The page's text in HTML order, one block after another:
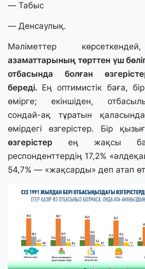
— Табыс
— Денсаулық.
Мәліметтер
азаматтарының төрттен үш
отбасында болған
береді. Ең оптимистік баға,
өмірге; екіншіден,
сондай-ақ тұратын
өмірдегі өзгерістер. Бір
өзгерістер ең жақсы
респонденттердің 17,2%
54,7% — «жақсарды» деп атап